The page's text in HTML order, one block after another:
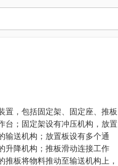
置，包括固定架、固定座、推板
台；固定架设有冲压机构，放置
输送机构；放置板设有多个通
升降机构；推板滑动连接工作
板将物料推动至输送机构上，